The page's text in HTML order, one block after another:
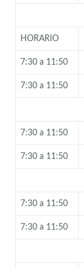
HORARIO
7:30 a 11:50
7:30 a 11:50
7:30 a 11:50
7:30 a 11:50
7:30 a 11:50
7:30 a 11:50